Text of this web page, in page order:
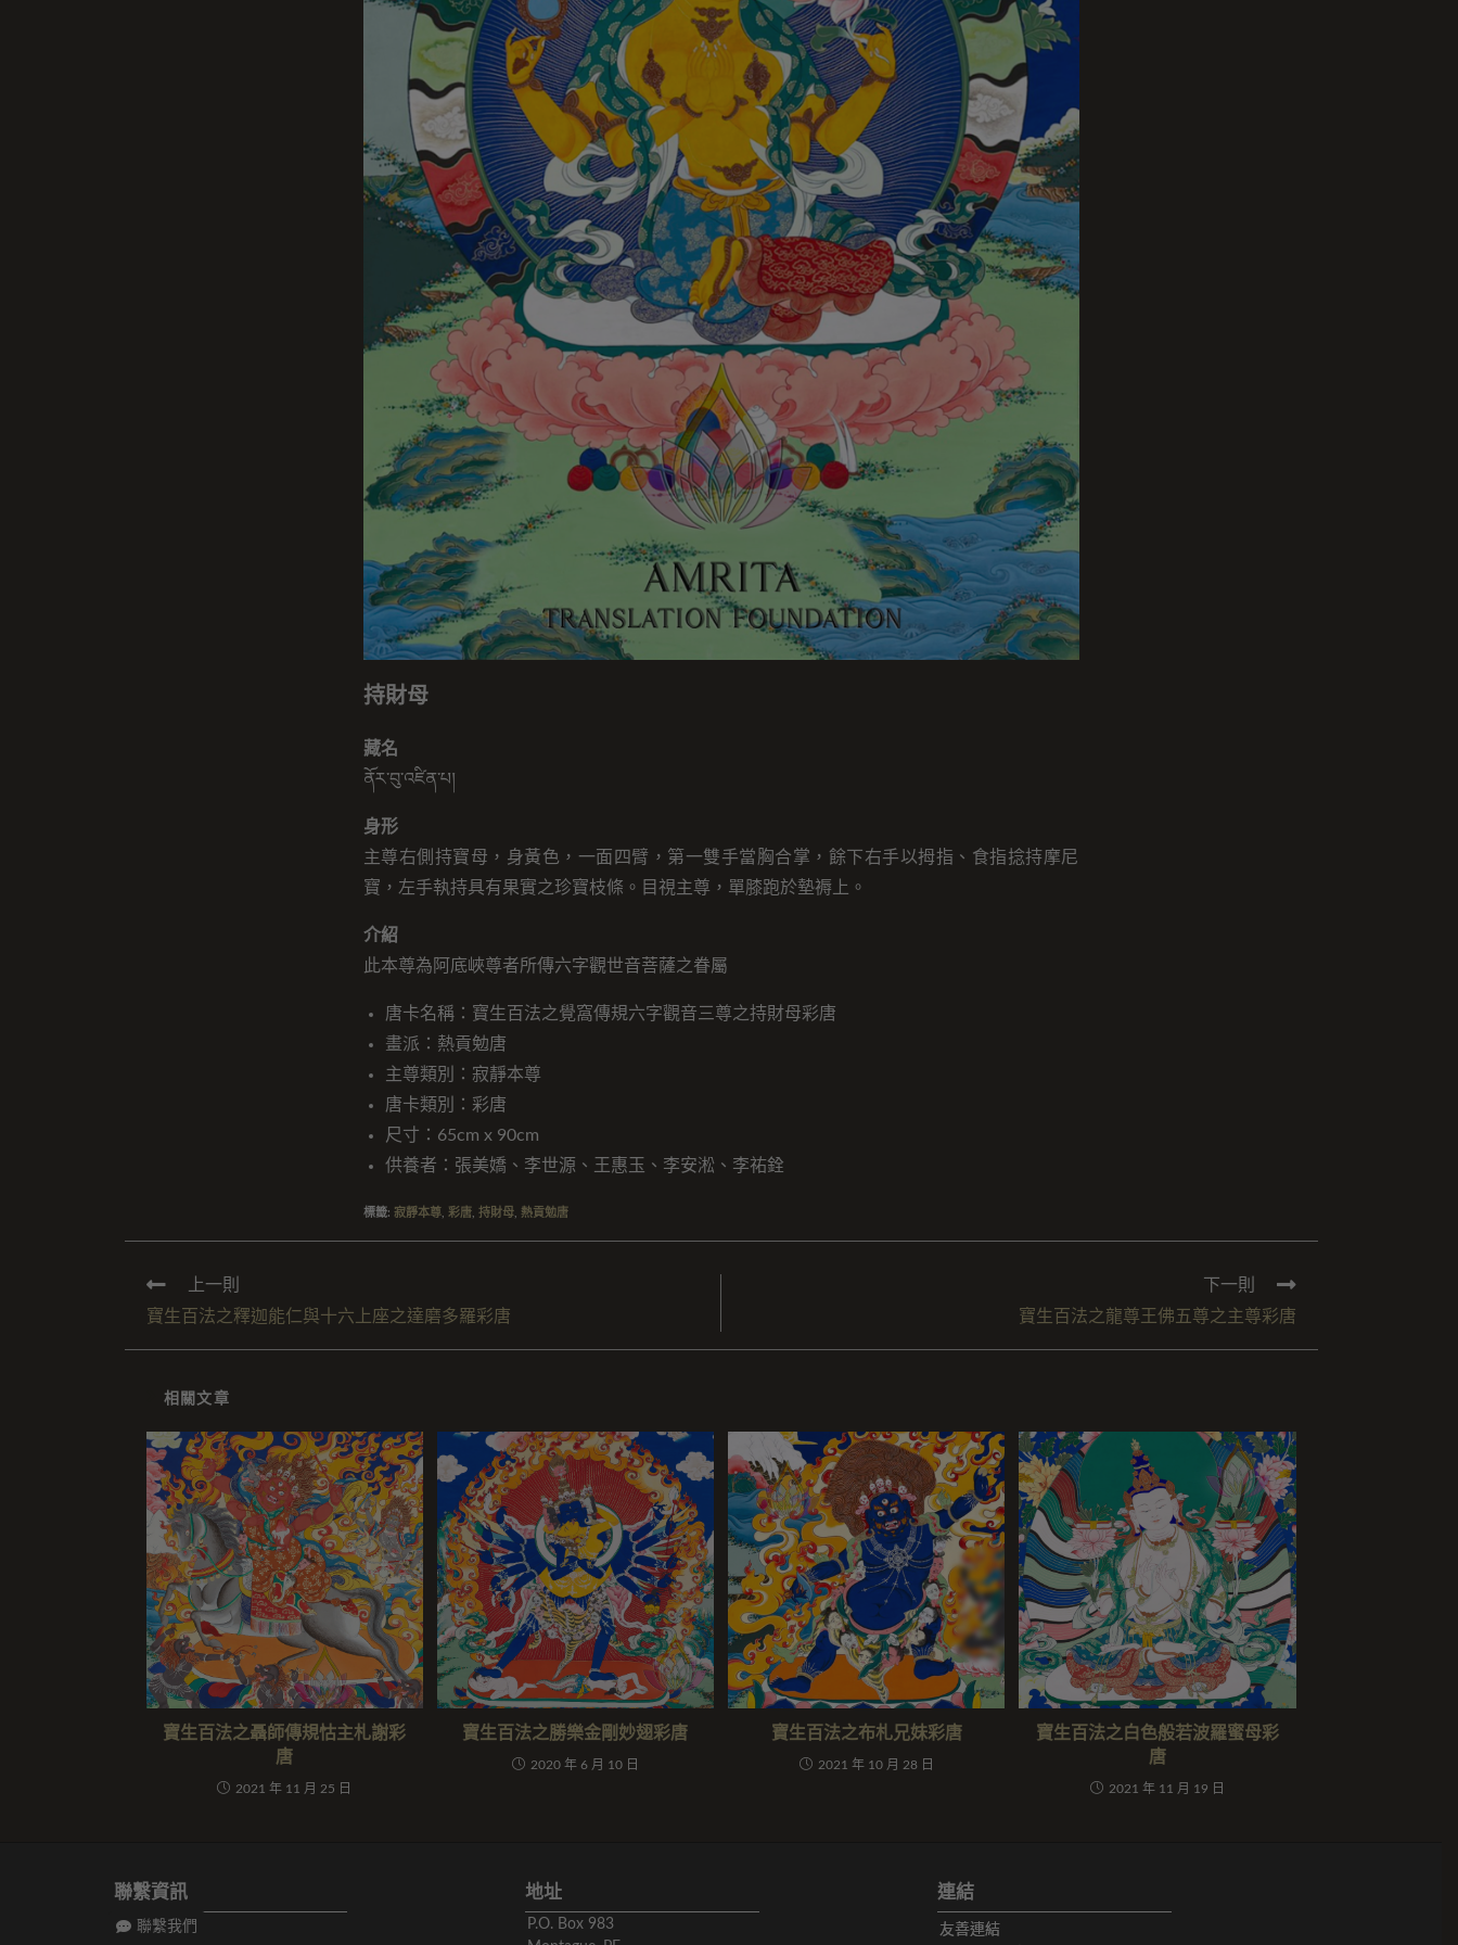
持財母
藏名
ནོར་བུ་འཛིན་པ།
身形
主尊右側持寶母，身黃色，一面四臂，第一雙手當胸合掌，餘下右手以拇指、食指捻持摩尼
寶，左手執持具有果實之珍寶枝條。目視主尊，單膝跑於墊褥上。
介紹
此本尊為阿底峽尊者所傳六字觀世音菩薩之眷屬
唐卡名稱：寶生百法之覺窩傳規六字觀音三尊之持財母彩唐
畫派：熱貢勉唐
主尊類別：寂靜本尊
唐卡類別：彩唐
尺寸：65cm x 90cm
供養者：張美嬌、李世源、王惠玉、李安淞、李祐銓
標籤: 寂靜本尊, 彩唐, 持財母, 熱貢勉唐
上一則
寶生百法之釋迦能仁與十六上座之達磨多羅彩唐
下一則
寶生百法之龍尊王佛五尊之主尊彩唐
相關文章
寶生百法之聶師傳規怙主札謝彩
唐
2021 年 11 月 25 日
寶生百法之勝樂金剛妙翅彩唐
2020 年 6 月 10 日
寶生百法之布札兄妹彩唐
2021 年 10 月 28 日
寶生百法之白色般若波羅蜜母彩
唐
2021 年 11 月 19 日
聯繫資訊
聯繫我們
地址
P.O. Box 983
連結
友善連結